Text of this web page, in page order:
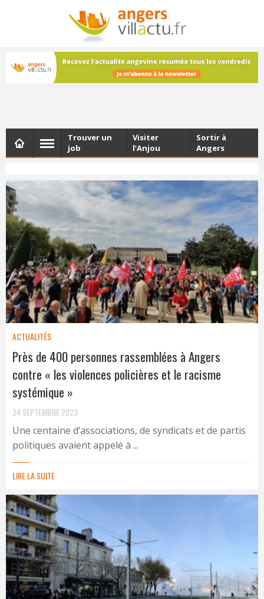
NEWSLETTER
Les dernières actualités d'Angers, chaque vendredi dans
votre boîte e-mail
Trouver un
job
Visiter
l’Anjou
Sortir à
Angers
ACTUALITÉS
Près de 400 personnes rassemblées à Angers
contre « les violences policières et le racisme
systémique »
24 SEPTEMBRE 2023
Une centaine d’associations, de syndicats et de partis
politiques avaient appelé à ...
LIRE LA SUITE